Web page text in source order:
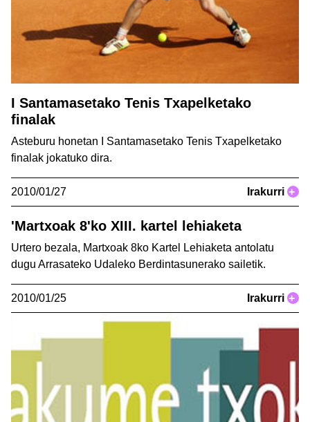
I Santamasetako Tenis Txapelketako
finalak
Asteburu honetan I Santamasetako Tenis Txapelketako
finalak jokatuko dira.
2010/01/27 Irakurri +
'Martxoak 8'ko XIII. kartel lehiaketa
Urtero bezala, Martxoak 8ko Kartel Lehiaketa antolatu
dugu Arrasateko Udaleko Berdintasunerako sailetik.
2010/01/25 Irakurri +